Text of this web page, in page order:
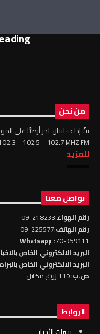
من نحن
بثّ إذاعة لبنان الحر أرضيًّا على
– 102.5 – 102.7 MHZ FM
للمزيد
تواصل معنا
رقم الهواء:218233-09
رقم الهاتف:225577-09
70-959111
: Whatsapp
البريد الالكتروني الخاص
البريد الالكتروني الخاص
ص.ب: 110 زوق مكايل
الروابط
نشرات الأخبار